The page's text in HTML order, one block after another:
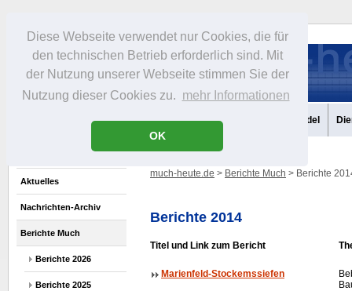
Diese Webseite verwendet nur Cookies, die für
den technischen Betrieb erforderlich sind. Mit
der Nutzung unserer Webseite stimmen Sie der
Nutzung dieser Cookies zu. mehr Informationen
OK
Portrait Infos Freizeit Gastronomie Handel
Aktuelles
Nachrichten-Archiv
Berichte Much
Berichte 2026
Berichte 2025
much-heute.de > Berichte Much > Berichte
Berichte 2014
Titel und Link zum Bericht
Marienfeld-Stockemssiefen